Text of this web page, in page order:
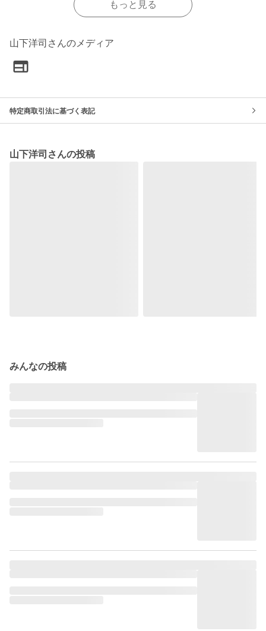
もっと見る
山下洋司さんのメディア
特定商取引法に基づく表記
山下洋司さんの投稿
みんなの投稿